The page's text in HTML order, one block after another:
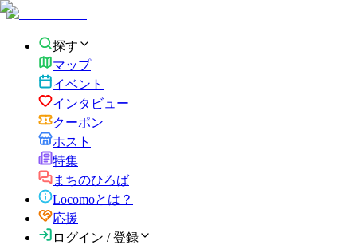
探す
マップ
イベント
インタビュー
クーポン
ホスト
特集
まちのひろば
Locomoとは？
応援
ログイン / 登録